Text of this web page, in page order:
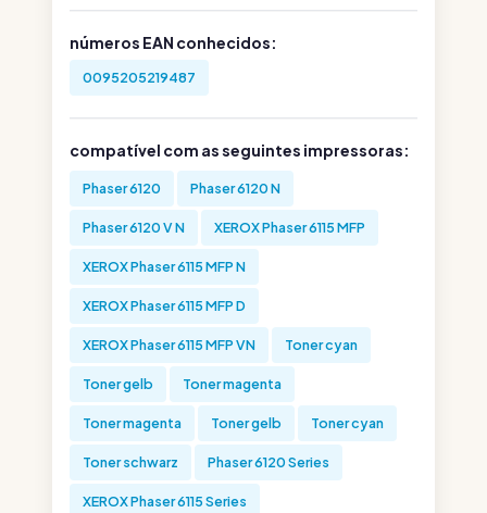
números EAN conhecidos:
0095205219487
compatível com as seguintes impressoras:
Phaser 6120 Phaser 6120 N
Phaser 6120 V N XEROX Phaser 6115 MFP
XEROX Phaser 6115 MFP N
XEROX Phaser 6115 MFP D
XEROX Phaser 6115 MFP VN Toner cyan
Toner gelb Toner magenta
Toner magenta Toner gelb Toner cyan
Toner schwarz Phaser 6120 Series
XEROX Phaser 6115 Series